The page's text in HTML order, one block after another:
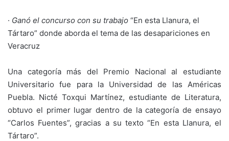
· Ganó el concurso con su trabajo “En esta Llanura, el
Tártaro” donde aborda el tema de las desapariciones en
Veracruz
Una categoría más del Premio Nacional al estudiante
Universitario fue para la Universidad de las Américas
Puebla. Nicté Toxqui Martínez, estudiante de Literatura,
obtuvo el primer lugar dentro de la categoría de ensayo
“Carlos Fuentes”, gracias a su texto “En esta Llanura, el
Tártaro”.